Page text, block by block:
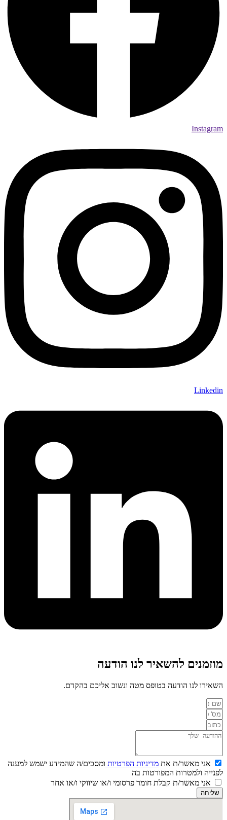
Instagram
Linkedin
מוזמנים להשאיר לנו הודעה
השאירו לנו הודעה בטופס מטה ונשוב אליכם בהקדם.
אני מאשר/ת את מדיניות הפרטיות ומסכים/ה שהמידע ישמש למענה
לפנייה ולמטרות המפורטות בה
אני מאשר/ת קבלת חומר פרסומי ו/או שיווקי ו/או אחר
שליחה